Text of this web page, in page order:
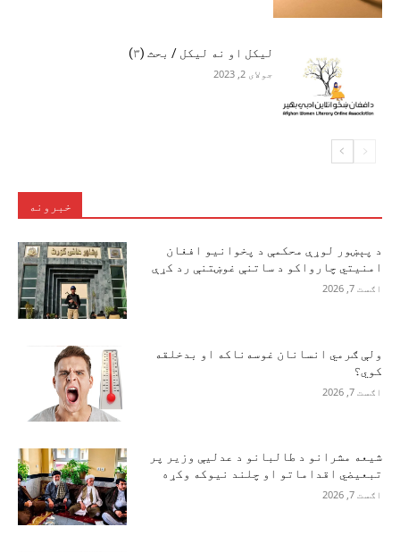
لیکل او نه لیکل / بحث (۳)
جولای 2, 2023
خبرونه
د پېښور لوړې محکمې د پخوانیو افغان
امنیتي چارواکو د ساتنې غوښتنې رد کړې
اګست 7, 2026
ولې ګرمي انسانان غوسه‌ناکه او بدخلقه
کوي؟
اګست 7, 2026
شیعه مشرانو د طالبانو د عدلیې وزیر پر
تبعیضي اقداماتو او چلند نیوکه وکړه
اګست 7, 2026